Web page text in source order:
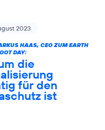
2023
HAAS, CEO ZUM EARTH
DAY:
die
für den
ist